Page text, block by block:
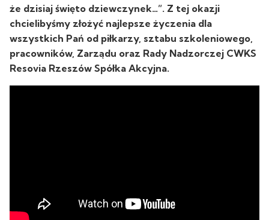
że dzisiaj święto dziewczynek…”. Z tej okazji
chcielibyśmy złożyć najlepsze życzenia dla
wszystkich Pań od piłkarzy, sztabu szkoleniowego,
pracowników, Zarządu oraz Rady Nadzorczej CWKS
Resovia Rzeszów Spółka Akcyjna.